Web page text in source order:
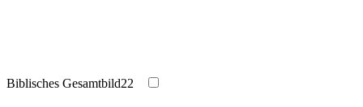
Biblisches Gesamtbild22